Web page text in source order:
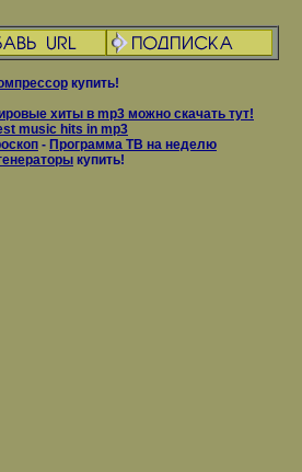
купить!
хиты в mp3 можно скачать тут!
music hits in mp3
- Программа ТВ на неделю
купить!